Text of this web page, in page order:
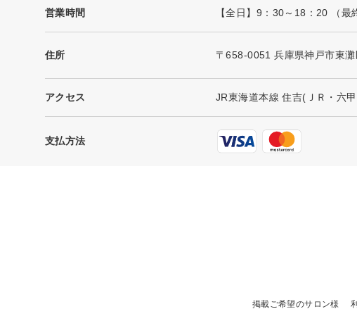
営業時間 【全日】9：30～18：20 （
住所 〒658-0051 兵庫県神戸市東
アクセス JR東海道本線 住吉(ＪＲ・六
支払方法
掲載ご希望のサロン様